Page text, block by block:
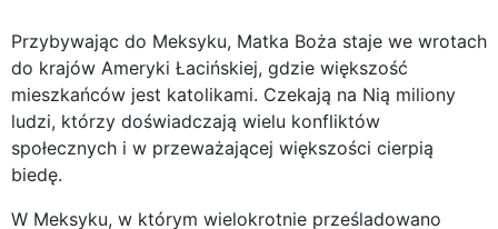
Przybywając do Meksyku, Matka Boża staje we wrotach
do krajów Ameryki Łacińskiej, gdzie większość
mieszkańców jest katolikami. Czekają na Nią miliony
ludzi, którzy doświadczają wielu konfliktów
społecznych i w przeważającej większości cierpią
biedę.
W Meksyku, w którym wielokrotnie prześladowano